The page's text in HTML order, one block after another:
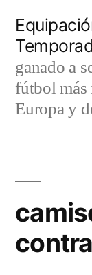
contenido
ganado a
fútbol más
Europa y